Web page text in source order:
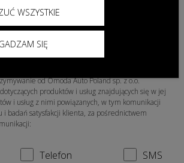
danych znajdą Państwo w
– zgoda na rzecz Omoda Auto
od Omoda Auto Poland sp. z o.o.
produktów i usług znajdujących się w jej
i usług z nimi powiązanych, w tym komunikacji
i badań satysfakcji klienta, za pośrednictwem
Telefon SMS
WSZYSTKIE
SIĘ